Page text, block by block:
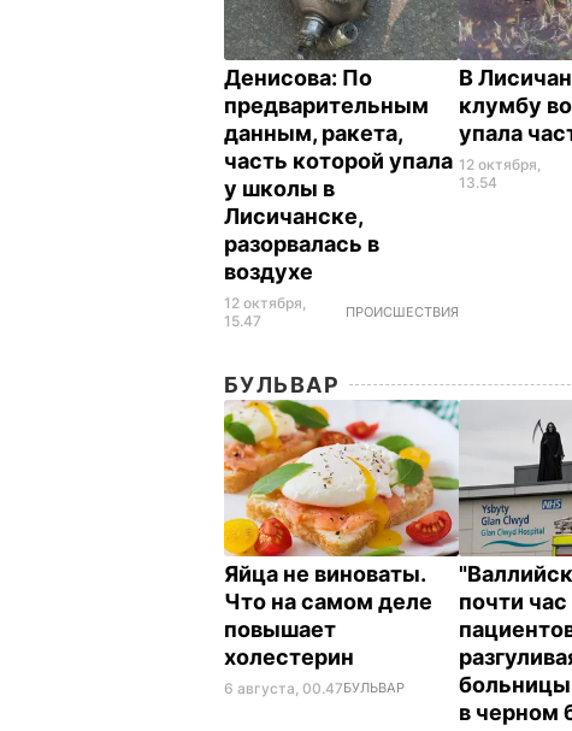
Денисова: По
предварительным
данным, ракета,
часть которой упала
у школы в
Лисичанске,
разорвалась в
воздухе
12 октября,
15.47
ПРОИСШЕСТВИЯ
В
клумбу
упала
12 октября,
13.54
БУЛЬВАР
Яйца не виноваты.
Что на самом деле
повышает
холестерин
6 августа, 00.47БУЛЬВАР
почти час
больницы
в черном